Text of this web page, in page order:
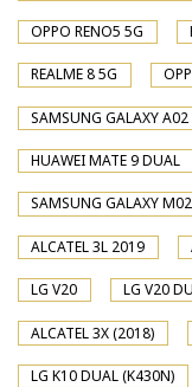
OPPO RENO5 5G
REALME 8 5G
SAMSUNG GALAXY
HUAWEI MATE 9 DUAL
SAMSUNG GALAXY
ALCATEL 3L 2019
LG V20 LG V20
ALCATEL 3X (2018)
LG K10 DUAL (K430N)